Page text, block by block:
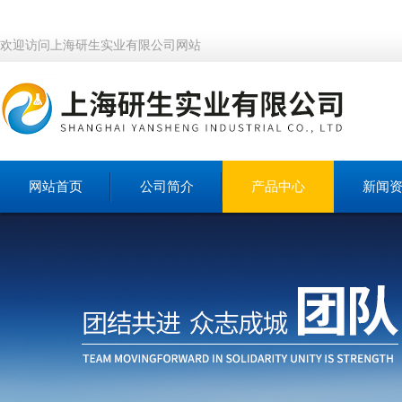
欢迎访问上海研生实业有限公司网站
网站首页 公司简介 产品中心 新闻